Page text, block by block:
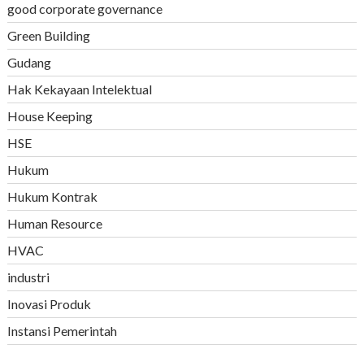
good corporate governance
Green Building
Gudang
Hak Kekayaan Intelektual
House Keeping
HSE
Hukum
Hukum Kontrak
Human Resource
HVAC
industri
Inovasi Produk
Instansi Pemerintah